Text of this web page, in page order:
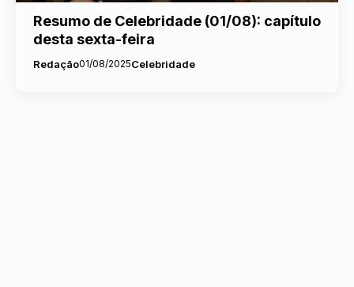
Resumo de Celebridade (01/08): capítulo
desta sexta-feira
Redação01/08/2025Celebridade